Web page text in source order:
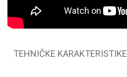
TEHNIČKE KARAKTERISTIKE